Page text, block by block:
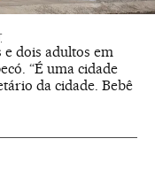
e dois adultos em
“É uma cidade
da cidade. Bebê